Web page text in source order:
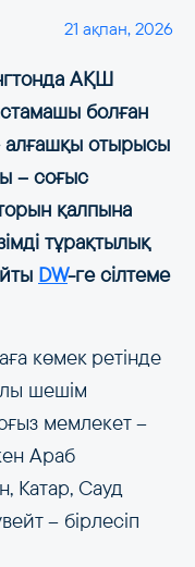
21 ақпан, 2026
АҚШ
болған
алғашқы отырысы
– соғыс
қалпына
тұрақтылық
DW-ге сілтеме
көмек ретінде
шешім
мемлекет –
Араб
Катар, Сауд
– бірлесіп